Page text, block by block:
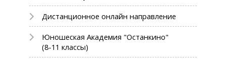
Дистанционное онлайн направление
Юношеская Академия "Останкино"
(8-11 классы)